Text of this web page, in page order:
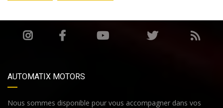
AUTOMATIX MOTORS
Nous sommes disponible pour vous accompagner dans vos